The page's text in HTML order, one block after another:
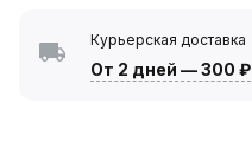
Курьерская доставка
От 2 дней —300 ₽